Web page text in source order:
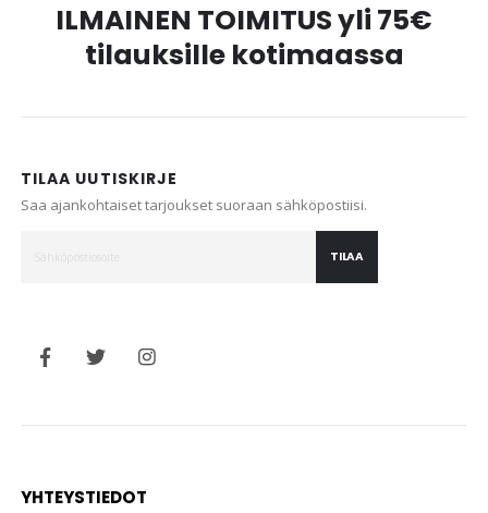
ILMAINEN TOIMITUS yli 75€
tilauksille kotimaassa
TILAA UUTISKIRJE
Saa ajankohtaiset tarjoukset suoraan sähköpostiisi.
TILAA
YHTEYSTIEDOT